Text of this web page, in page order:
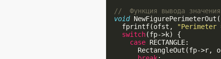
//  Функция вывода
void
    fprintf(ofst,
switch(fp->k) {
case RECTANGLE:
RectangleOut(fp->r,